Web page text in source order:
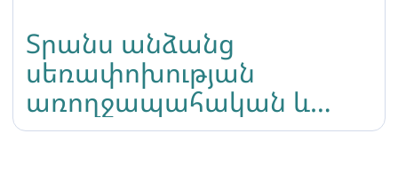
Տրանս անձանց
սեռափոխության
առողջապահական և
իրավական խնդիրնեը